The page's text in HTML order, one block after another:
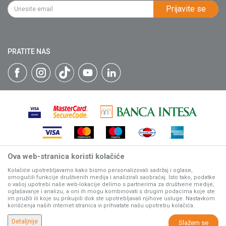
PIB: 102135221
Matični broj: 07593252
Najčešća pitanja
Katalozi
Isporuka
Plaćanje karticama
Web kredit Raiffeisen banke
Pravo na odustajanje
Povraćaj sredstava
Zamena artikala
Prijavite se
PRATITE NAS
Nastojimo da budemo što precizniji u opisu proizvoda, prikazu
slika i samih cena, ali ne možemo garantovati da su sve
informacije kompletne i bez grešaka.
Svi artikli prikazani na sajtu su deo naše ponude, ali ne
podrazumeva da su dostupni u svakom trenutku.
©2026www.villagerstore.com . Sva prava zadržana.
Ova web-stranica koristi kolačiće
Kolačiće upotrebljavamo kako bismo personalizovali sadržaj i oglase,
omogućili funkcije društvenih medija i analizirali saobraćaj. Isto tako, podatke
o vašoj upotrebi naše web-lokacije delimo s partnerima za društvene medije,
oglašavanje i analizu, a oni ih mogu kombinovati s drugim podacima koje ste
im pružili ili koje su prikupili dok ste upotrebljavali njihove usluge. Nastavkom
korišćenja naših internet stranica vi prihvatate našu upotrebu kolačića.
Detaljnije Slažem se